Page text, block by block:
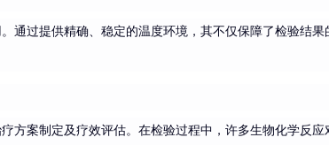
通过提供精确、稳定的温度环境，其不仅保障了检验结
方案制定及疗效评估。在检验过程中，许多生物化学反